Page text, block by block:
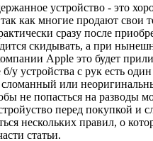
устройство - это
как многие продают свои
сразу после
скидывать, а при
Apple это будет
у устройства с рук есть
сломанный или
не попасться на разводы
перед покупкой и
нескольких правил, о
статьи.